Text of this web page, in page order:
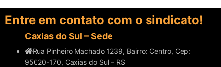
Entre em contato com o sindicato!
Caxias do Sul – Sede
Rua Pinheiro Machado 1239, Bairro: Centro, Cep:
95020-170, Caxias do Sul – RS